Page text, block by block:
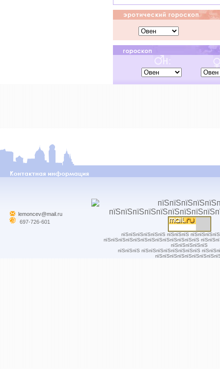
lemoncev@mail.ru
697-726-601
пїЅпїЅпїЅпїЅпїЅпїЅ пїЅпїЅпїЅ
пїЅпїЅпїЅпїЅпїЅпїЅпїЅпїЅпїЅпїЅпїЅпїЅпїЅ
пїЅпїЅпїЅпїЅпїЅ
пїЅпїЅпїЅ пїЅпїЅпїЅпїЅпїЅпїЅпїЅпїЅ